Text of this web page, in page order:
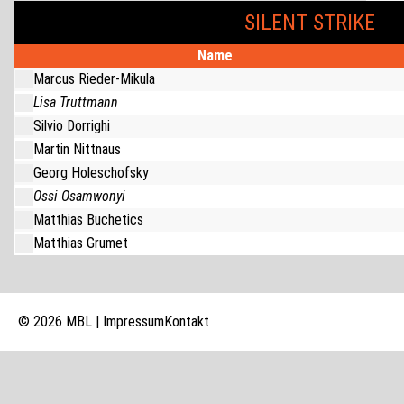
SILENT STRIKE
Name
Marcus Rieder-Mikula
Lisa Truttmann
Silvio Dorrighi
Martin Nittnaus
Georg Holeschofsky
Ossi Osamwonyi
Matthias Buchetics
Matthias Grumet
© 2026 MBL | ImpressumKontakt